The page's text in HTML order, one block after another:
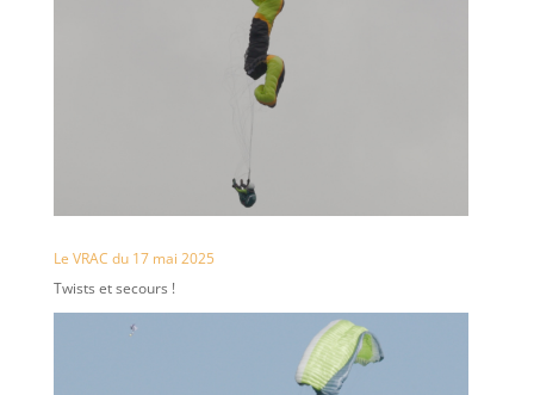
Le VRAC du 17 mai 2025
Twists et secours !